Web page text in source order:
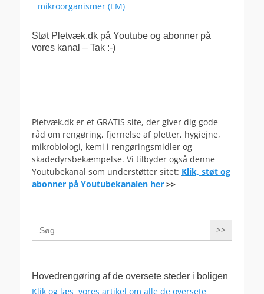
mikroorganismer (EM)
Støt Pletvæk.dk på Youtube og abonner på
vores kanal – Tak :-)
Pletvæk.dk er et GRATIS site, der giver dig gode
råd om rengøring, fjernelse af pletter, hygiejne,
mikrobiologi, kemi i rengøringsmidler og
skadedyrsbekæmpelse. Vi tilbyder også denne
Youtubekanal som understøtter sitet: Klik, støt og
abonner på Youtubekanalen her >>
Search
for:
Hovedrengøring af de oversete steder i boligen
Klik og læs vores artikel om alle de oversete